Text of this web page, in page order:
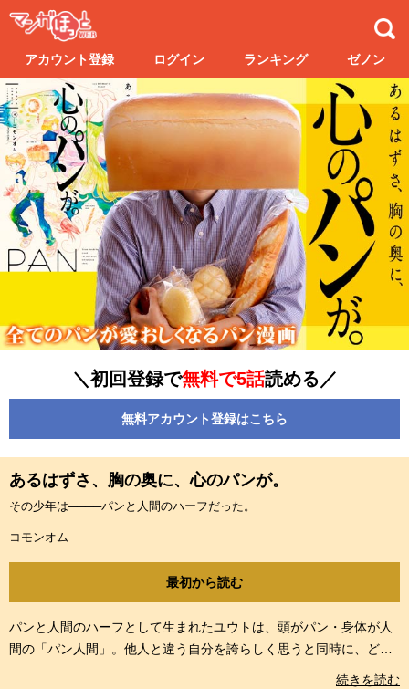
アカウント登録 ログイン ランキング ゼノン
＼初回登録で無料で5話読める／
無料アカウント登録はこちら
あるはずさ、胸の奥に、心のパンが。
その少年は────パンと人間のハーフだった。
コモンオム
最初から読む
パンと人間のハーフとして生まれたユウトは、頭がパン・身体が人
間の「パン人間」。他人と違う自分を誇らしく思うと同時に、どこ
かでコンプレックスを抱く彼の、複雑な心とは…。SNSでも大反
続きを読む